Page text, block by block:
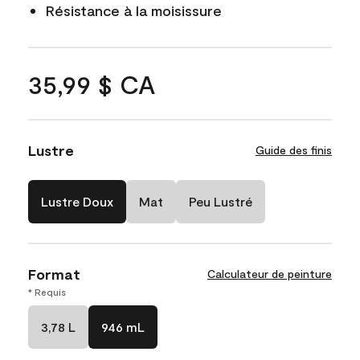
Résistance à la moisissure
35,99 $ CA
Lustre Guide des finis
Lustre Doux Mat Peu Lustré
Format Calculateur de peinture
* Requis
3,78 L 946 mL